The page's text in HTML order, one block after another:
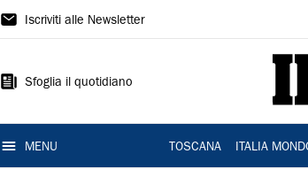
Il
Iscriviti alle Newsletter
Sfoglia il quotidiano
MENU TOSCANA ITALIA